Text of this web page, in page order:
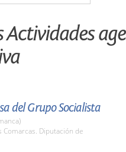
Actividades
del Grupo Socialista
Comarcas. Diputación de